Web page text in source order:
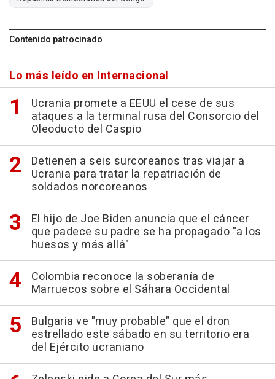
Contenido patrocinado
Lo más leído en Internacional
Ucrania promete a EEUU el cese de sus
ataques a la terminal rusa del Consorcio del
Oleoducto del Caspio
Detienen a seis surcoreanos tras viajar a
Ucrania para tratar la repatriación de
soldados norcoreanos
El hijo de Joe Biden anuncia que el cáncer
que padece su padre se ha propagado "a los
huesos y más allá"
Colombia reconoce la soberanía de
Marruecos sobre el Sáhara Occidental
Bulgaria ve "muy probable" que el dron
estrellado este sábado en su territorio era
del Ejército ucraniano